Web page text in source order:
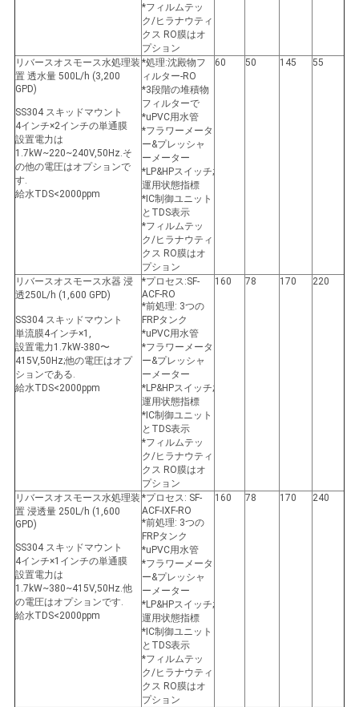
*フィルムテッ
ク/ヒラナウティ
クス RO膜はオ
プション
リバースオスモース水処理装
置 透水量 500L/h (3,200
GPD)
SS304 スキッドマウント
4インチ×2インチの単通膜
設置電力は
1.7kW~220~240V,50Hz.そ
の他の電圧はオプションで
す.
給水TDS<2000ppm
*処理:沈殿物フ
ィルター-RO
*3段階の堆積物
フィルターで
*uPVC用水管
*フラワーメータ
ー&プレッシャ
ーメーター
*LP&HPスイッチ;
運用状態指標
*IC制御ユニット
とTDS表示
*フィルムテッ
ク/ヒラナウティ
クス RO膜はオ
プション
60 50 145 55
リバースオスモース水器 浸
透250L/h (1,600 GPD)
SS304 スキッドマウント
単流膜4インチ×1
設置電力1.7kW-380〜
415V,50Hz;他の電圧はオプ
ションである.
給水TDS<2000ppm
*プロセス:SF-
ACF-RO
*前処理: 3つの
FRPタンク
*uPVC用水管
*フラワーメータ
ー&プレッシャ
ーメーター
*LP&HPスイッチ;
運用状態指標
*IC制御ユニット
とTDS表示
*フィルムテッ
ク/ヒラナウティ
クス RO膜はオ
プション
160 78 170 220
リバースオスモース水処理装
置 浸透量 250L/h (1,600
GPD)
SS304 スキッドマウント
4インチ×1インチの単通膜
設置電力は
1.7kW~380~415V,50Hz.他
の電圧はオプションです.
給水TDS<2000ppm
*プロセス: SF-
ACF-IXF-RO
*前処理: 3つの
FRPタンク
*uPVC用水管
*フラワーメータ
ー&プレッシャ
ーメーター
*LP&HPスイッチ;
運用状態指標
*IC制御ユニット
とTDS表示
*フィルムテッ
ク/ヒラナウティ
クス RO膜はオ
プション
160 78 170 240